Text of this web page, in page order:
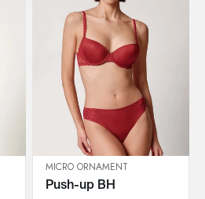
IN DEN WARENKORB
MICRO ORNAMENT
Push-up BH